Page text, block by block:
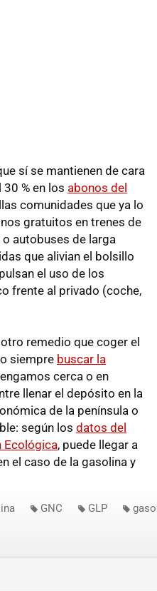
sí se mantienen de cara
% en los abonos del
comunidades que ya lo
gratuitos en trenes de
autobuses de larga
que alivian el bolsillo
el uso de los
frente al privado (coche,
remedio que coger el
siempre buscar la
cerca o en
llenar el depósito en la
de la península o
según los datos del
Ecológica, puede llegar a
el caso de la gasolina y
GNC GLP